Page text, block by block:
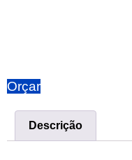
Orçar
Descrição